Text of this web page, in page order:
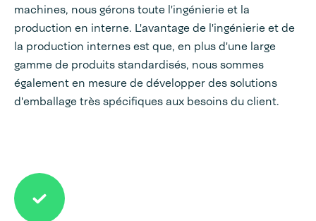
machines, nous gérons toute l'ingénierie et la
production en interne. L'avantage de l'ingénierie et de
la production internes est que, en plus d'une large
gamme de produits standardisés, nous sommes
également en mesure de développer des solutions
d'emballage très spécifiques aux besoins du client.